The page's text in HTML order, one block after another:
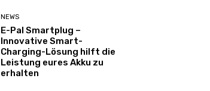
NEWS
E-Pal Smartplug –
Innovative Smart-
Charging-Lösung hilft die
Leistung eures Akku zu
erhalten